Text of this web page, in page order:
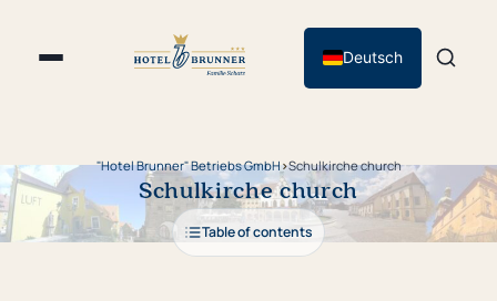
Deutsch
"Hotel Brunner" Betriebs GmbH›Schulkirche church
Schulkirche church
Table of contents